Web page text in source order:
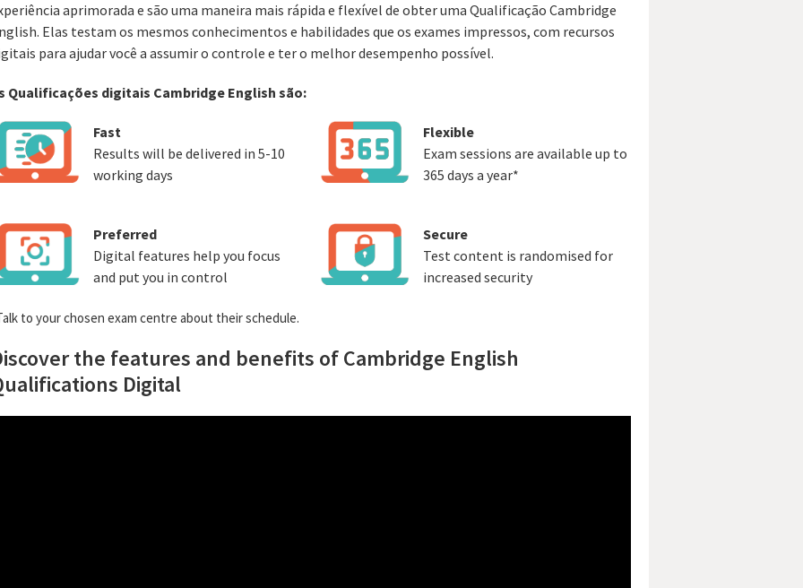
aprimorada e são uma maneira mais rápida e flexível de obter uma Qualificação Cambridge
Elas testam os mesmos conhecimentos e habilidades que os exames impressos, com recursos
para ajudar você a assumir o controle e ter o melhor desempenho possível.
Qualificações digitais Cambridge English são:
Fast
Results will be delivered in 5-10
working days
Flexible
Exam sessions are available up to
365 days a year*
Preferred
Digital features help you focus
and put you in control
Secure
Test content is randomised for
increased security
to your chosen exam centre about their schedule.
the features and benefits of Cambridge English
Digital